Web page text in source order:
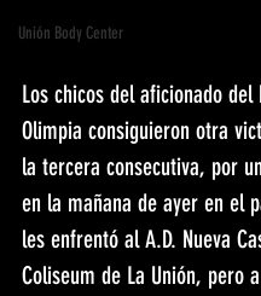
Unión Body Center
Los chicos del aficionado del
Olimpia consiguieron otra
la tercera consecutiva, por
en la mañana de ayer en el
les enfrentó al A.D. Nueva
Coliseum de La Unión, pero